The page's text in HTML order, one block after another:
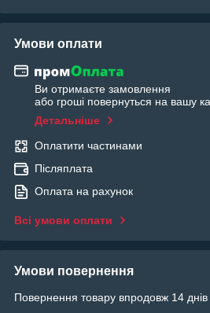
Умови оплати
Ви отримаєте замовлення
або гроші повернуться на вашу
Детальніше
Оплатити частинами
Післяплата
Оплата на рахунок
Всі умови оплати
Умови повернення
Повернення товару впродовж 14 днів